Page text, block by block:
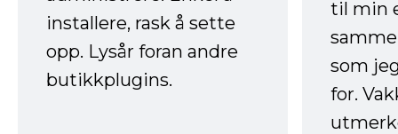
installere, rask å sette
opp. Lysår foran andre
butikkplugins.
til min
som
for.